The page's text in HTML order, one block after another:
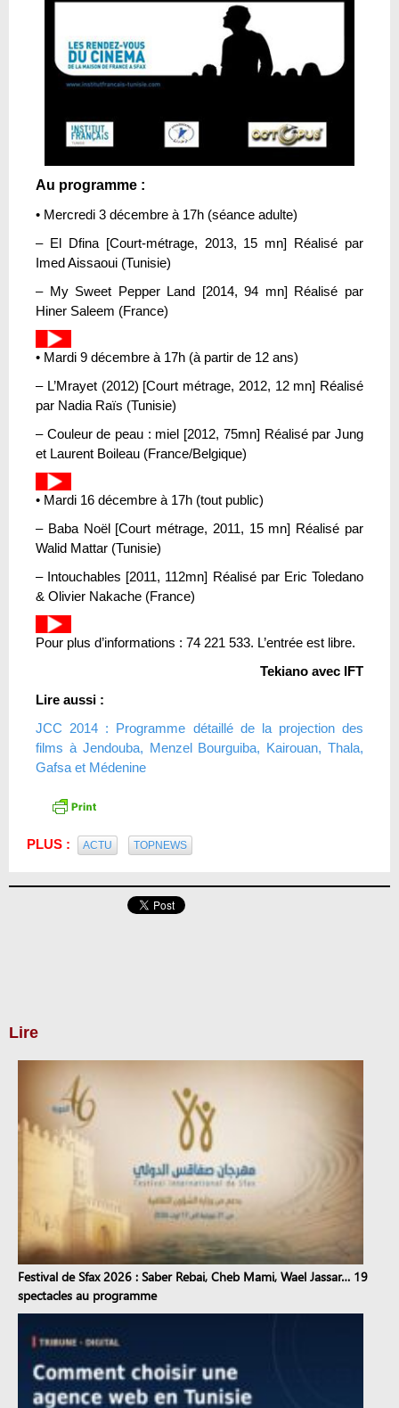
Au programme :
• Mercredi 3 décembre à 17h (séance adulte)
– El Dfina [Court-métrage, 2013, 15 mn] Réalisé par
Imed Aissaoui (Tunisie)
– My Sweet Pepper Land [2014, 94 mn] Réalisé par
Hiner Saleem (France)
• Mardi 9 décembre à 17h (à partir de 12 ans)
– L’Mrayet (2012) [Court métrage, 2012, 12 mn] Réalisé
par Nadia Raïs (Tunisie)
– Couleur de peau : miel [2012, 75mn] Réalisé par Jung
et Laurent Boileau (France/Belgique)
• Mardi 16 décembre à 17h (tout public)
– Baba Noël [Court métrage, 2011, 15 mn] Réalisé par
Walid Mattar (Tunisie)
– Intouchables [2011, 112mn] Réalisé par Eric Toledano
& Olivier Nakache (France)
Pour plus d’informations : 74 221 533. L’entrée est libre.
Tekiano avec IFT
Lire aussi :
JCC 2014 : Programme détaillé de la projection des
films à Jendouba, Menzel Bourguiba, Kairouan, Thala,
Gafsa et Médenine
PLUS : ACTU TOPNEWS
Lire
Festival de Sfax 2026 : Saber Rebai, Cheb Mami, Wael Jassar… 19
spectacles au programme